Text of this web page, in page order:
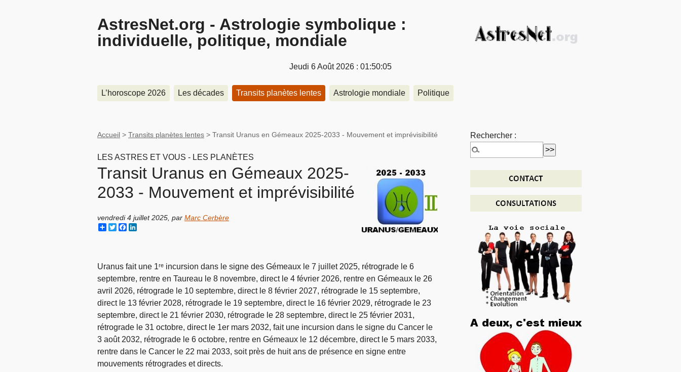
AstresNet.org - Astrologie symbolique :
individuelle, politique, mondiale
Jeudi 6 Août 2026 : 01:50:05
L’horoscope 2026 Les décades Transits planètes lentes Astrologie mondiale Politique
Accueil > Transits planètes lentes > Transit Uranus en Gémeaux 2025-2033 - Mouvement et imprévisibilité
LES ASTRES ET VOUS - LES PLANÈTES
Transit Uranus en Gémeaux 2025-
2033 - Mouvement et imprévisibilité
vendredi 4 juillet 2025 par Marc Cerbère
ShareTwitterFacebook
Uranus fait une 1ʳᵉ incursion dans le signe des Gémeaux le 7 juillet 2025, rétrograde le 6
septembre, rentre en Taureau le 8 novembre, direct le 4 février 2026, rentre en Gémeaux le 26
avril 2026, rétrograde le 10 septembre, direct le 8 février 2027, rétrograde le 15 septembre,
direct le 13 février 2028, rétrograde le 19 septembre, direct le 16 février 2029, rétrograde le 23
septembre, direct le 21 février 2030, rétrograde le 28 septembre, direct le 25 février 2031,
rétrograde le 31 octobre, direct le 1er mars 2032, fait une incursion dans le signe du Cancer le
3 août 2032, rétrograde le 6 octobre, rentre en Gémeaux le 12 décembre, direct le 5 mars 2033,
rentre dans le Cancer le 22 mai 2033, soit près de huit ans de présence en signe entre
mouvements rétrogrades et directs.
Rechercher :